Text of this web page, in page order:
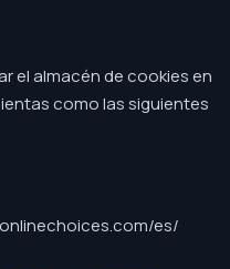
el almacén de cookies en
como las siguientes
es/